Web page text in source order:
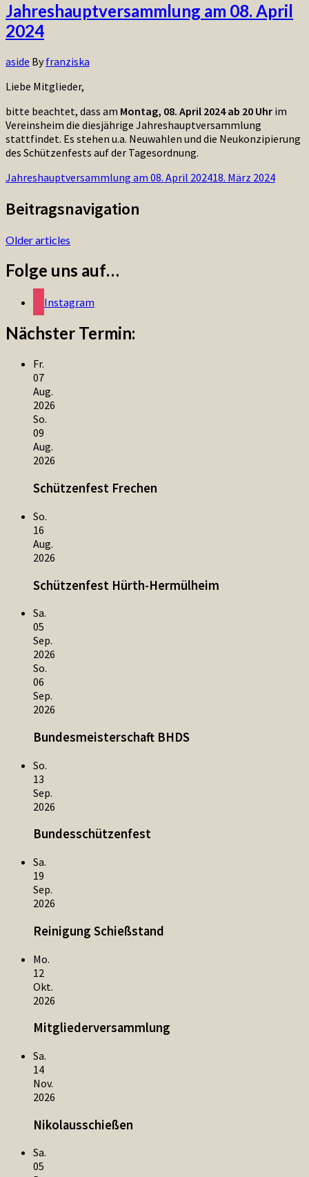
Jahreshauptversammlung am 08. April
2024
aside Byfranziska
Liebe Mitglieder,
bitte beachtet, dass am Montag, 08. April 2024 ab 20 Uhr im
Vereinsheim die diesjährige Jahreshauptversammlung
stattfindet. Es stehen u.a. Neuwahlen und die Neukonzipierung
des Schützenfests auf der Tagesordnung.
Jahreshauptversammlung am 08. April 202418. März 2024
Beitragsnavigation
Older articles
Folge uns auf…
Instagram
Nächster Termin:
Fr.
07
Aug.
2026
So.
09
Aug.
2026
Schützenfest Frechen
So.
16
Aug.
2026
Schützenfest Hürth-Hermülheim
Sa.
05
Sep.
2026
So.
06
Sep.
2026
Bundesmeisterschaft BHDS
So.
13
Sep.
2026
Bundesschützenfest
Sa.
19
Sep.
2026
Reinigung Schießstand
Mo.
12
Okt.
2026
Mitgliederversammlung
Sa.
14
Nov.
2026
Nikolausschießen
Sa.
05